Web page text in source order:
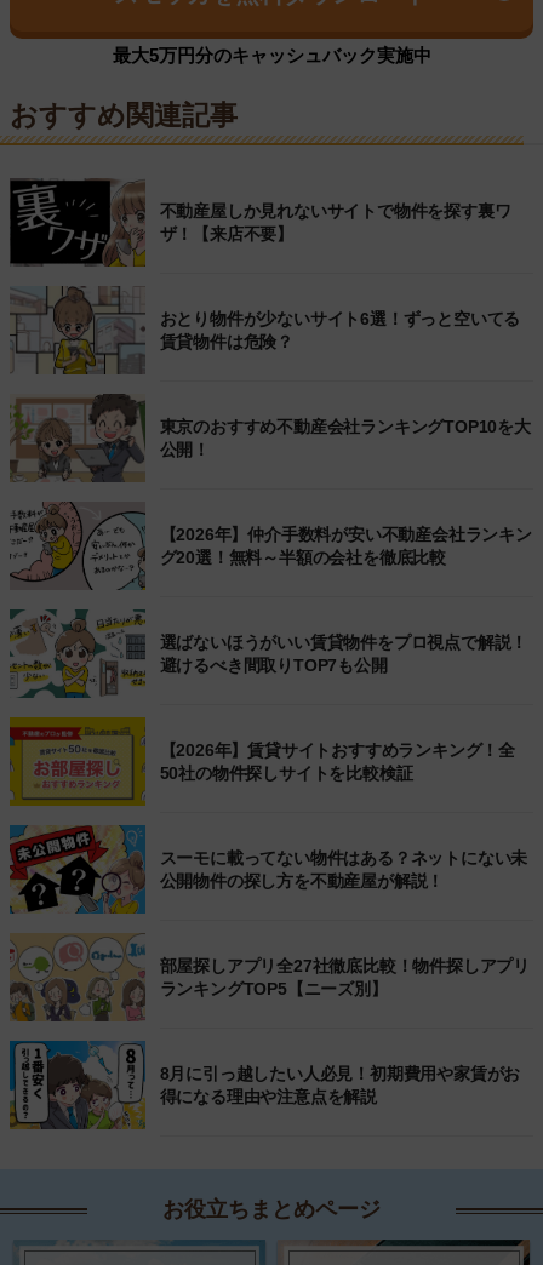
最大5万円分のキャッシュバック実施中
おすすめ関連記事
不動産屋しか見れないサイトで物件を探す裏ワ
ザ！【来店不要】
おとり物件が少ないサイト6選！ずっと空いてる
賃貸物件は危険？
東京のおすすめ不動産会社ランキングTOP10を大
公開！
【2026年】仲介手数料が安い不動産会社ランキン
グ20選！無料～半額の会社を徹底比較
選ばないほうがいい賃貸物件をプロ視点で解説！
避けるべき間取りTOP7も公開
【2026年】賃貸サイトおすすめランキング！全
50社の物件探しサイトを比較検証
スーモに載ってない物件はある？ネットにない未
公開物件の探し方を不動産屋が解説！
部屋探しアプリ全27社徹底比較！物件探しアプリ
ランキングTOP5【ニーズ別】
8月に引っ越したい人必見！初期費用や家賃がお
得になる理由や注意点を解説
お役立ちまとめページ